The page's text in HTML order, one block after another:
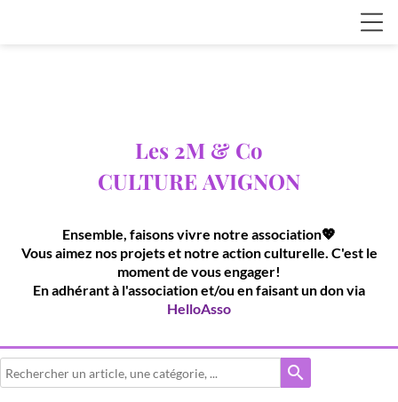
Les 2M & Co
CULTURE AVIGNON
Ensemble, faisons vivre notre association💖
Vous aimez nos projets et notre action culturelle. C'est le
moment de vous engager!
En adhérant à l'association et/ou en faisant un don via
HelloAsso
search